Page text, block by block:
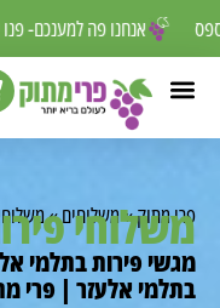
אנחנו פה לפספס
0
»משלוחים»משלוחי
פירות
פירות בתלמי אלעזר
אלעזר | פרי מתוק